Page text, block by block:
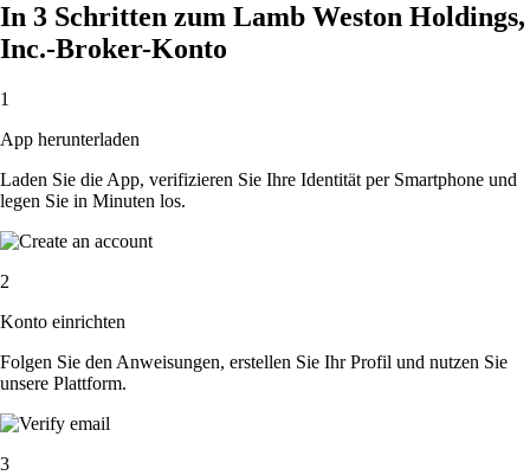
In 3 Schritten zum Lamb Weston Holdings,
Inc.-Broker-Konto
1
App herunterladen
Laden Sie die App, verifizieren Sie Ihre Identität per Smartphone und
legen Sie in Minuten los.
2
Konto einrichten
Folgen Sie den Anweisungen, erstellen Sie Ihr Profil und nutzen Sie
unsere Plattform.
3